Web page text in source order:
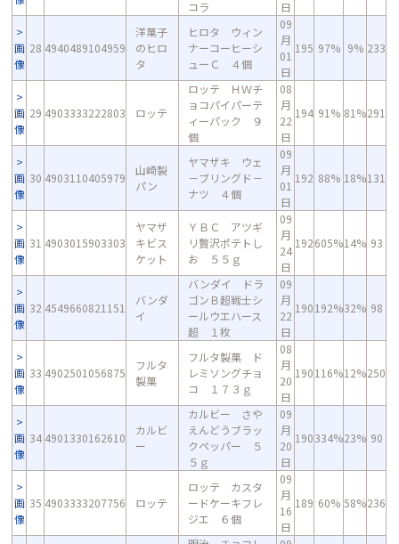
コラ 日
画
像
28 4940489104959
洋菓子
のヒロ
タ
ヒロタ ウィン
ナーコーヒーシ
ューＣ ４個
09
月
01
日
195 97% 9% 233
画
像
29 4903333222803 ロッテ
ロッテ ＨＷチ
ョコパイパーテ
ィーパック ９
個
08
月
22
日
194 91% 81%291
画
像
30 4903110405979
山崎製
パン
ヤマザキ ウェ
－ブリングド－
ナツ ４個
09
月
01
日
192 88% 18%131
画
像
31 4903015903303
ヤマザ
キビス
ケット
ＹＢＣ アツギ
リ贅沢ポテトし
お ５５ｇ
09
月
24
日
192605%14% 93
画
像
32 4549660821151
バンダ
イ
バンダイ ドラ
ゴンＢ超戦士シ
ールウエハース
超 １枚
09
月
22
日
190192%32% 98
画
像
33 4902501056875
フルタ
製菓
フルタ製菓 ド
レミソングチョ
コ １７３ｇ
08
月
20
日
190116%12%250
画
像
34 4901330162610
カルビ
ー
カルビー さや
えんどうブラッ
クペッパー ５
５ｇ
09
月
20
日
190334%23% 90
画
像
35 4903333207756 ロッテ
ロッテ カスタ
ードケーキフレ
ジエ ６個
09
月
16
日
189 60% 58%236